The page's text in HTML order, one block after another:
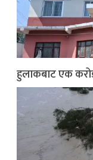
हुलाकबाट एक